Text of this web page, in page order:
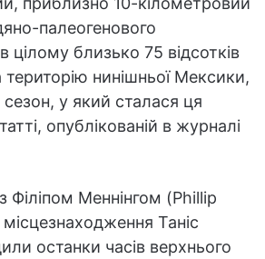
палеогенового
цілому близько 75 відсотків
нинішньої Мексики,
у який сталася ця
опублікованій в журналі
Філіпом Меннінгом (Phillip
Таніс
останки часів верхнього